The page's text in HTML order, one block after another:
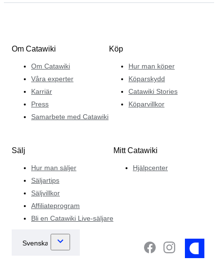
Om Catawiki
Om Catawiki
Våra experter
Karriär
Press
Samarbete med Catawiki
Köp
Hur man köper
Köparskydd
Catawiki Stories
Köparvillkor
Sälj
Hur man säljer
Säljartips
Säljvillkor
Affiliateprogram
Bli en Catawiki Live-säljare
Mitt Catawiki
Hjälpcenter